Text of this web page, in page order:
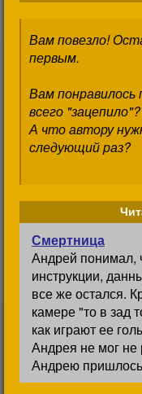
Вам повезло!
первым.
Вам
всего "зацепило"?
А что автору
следующий раз?
Смертница
Андрей понимал,
инструкции,
все же остался.
камере "то в зад
как играют ее
Андрея не мог не
Андрею пришлось